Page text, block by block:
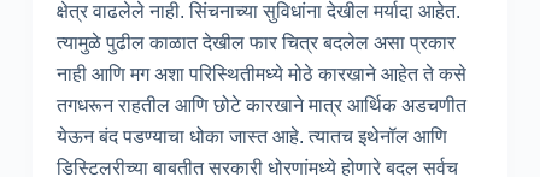
क्षेत्र वाढलेले नाही. सिंचनाच्या सुविधांना देखील मर्यादा आहेत.
त्यामुळे पुढील काळात देखील फार चित्र बदलेल असा प्रकार
नाही आणि मग अशा परिस्थितीमध्ये मोठे कारखाने आहेत ते कसे
तगधरून राहतील आणि छोटे कारखाने मात्र आर्थिक अडचणीत
येऊन बंद पडण्याचा धोका जास्त आहे. त्यातच इथेनॉल आणि
डिस्टिलरीच्या बाबतीत सरकारी धोरणांमध्ये होणारे बदल सर्वच